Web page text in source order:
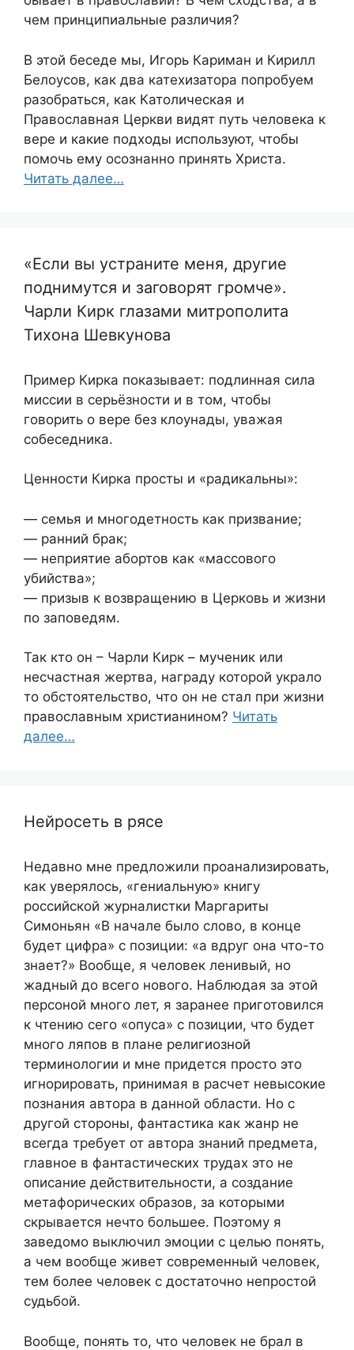
чем принципиальные различия?
В этой беседе мы, Игорь Кариман и Кирилл
Белоусов, как два катехизатора попробуем
разобраться, как Католическая и
Православная Церкви видят путь человека к
вере и какие подходы используют, чтобы
помочь ему осознанно принять Христа.
Читать далее…
«Если вы устраните меня, другие
поднимутся и заговорят громче».
Чарли Кирк глазами митрополита
Тихона Шевкунова
Пример Кирка показывает: подлинная сила
миссии в серьёзности и в том, чтобы
говорить о вере без клоунады, уважая
собеседника.
Ценности Кирка просты и «радикальны»:
— семья и многодетность как призвание;
— ранний брак;
— неприятие абортов как «массового
убийства»;
— призыв к возвращению в Церковь и жизни
по заповедям.
Так кто он – Чарли Кирк – мученик или
несчастная жертва, награду которой украло
то обстоятельство, что он не стал при жизни
православным христианином? Читать
далее…
Нейросеть в рясе
Недавно мне предложили проанализировать,
как уверялось, «гениальную» книгу
российской журналистки Маргариты
Симоньян «В начале было слово, в конце
будет цифра» с позиции: «а вдруг она что-то
знает?» Вообще, я человек ленивый, но
жадный до всего нового. Наблюдая за этой
персоной много лет, я заранее приготовился
к чтению сего «опуса» с позиции, что будет
много ляпов в плане религиозной
терминологии и мне придется просто это
игнорировать, принимая в расчет невысокие
познания автора в данной области. Но с
другой стороны, фантастика как жанр не
всегда требует от автора знаний предмета,
главное в фантастических трудах это не
описание действительности, а создание
метафорических образов, за которыми
скрывается нечто большее. Поэтому я
заведомо выключил эмоции с целью понять,
а чем вообще живет современный человек,
тем более человек с достаточно непростой
судьбой.
Вообще, понять то, что человек не брал в